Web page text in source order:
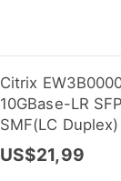
Citrix
10GBase-LR
SMF(LC
Transceiver
US$21,99